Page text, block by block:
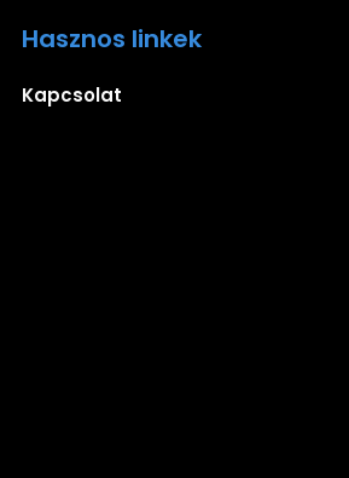
Hasznos linkek
Kapcsolat